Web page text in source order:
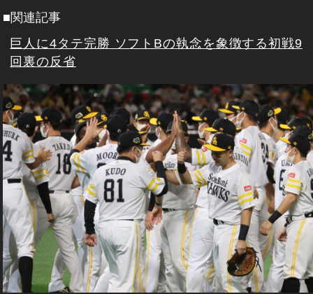
■関連記事
巨人に4タテ完勝 ソフトBの執念を象徴する初戦9
回裏の反省